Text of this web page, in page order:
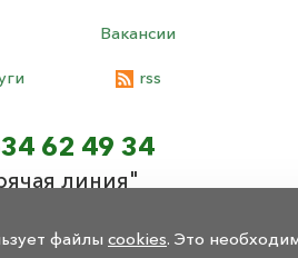
Вакансии
rss
62 49 34
линия"
62 49 34
файлы cookies. Это